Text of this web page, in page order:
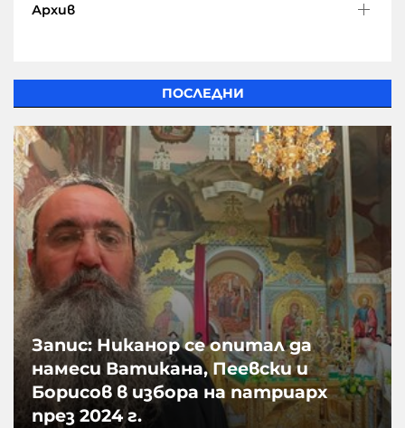
Архив
ПОСЛЕДНИ
Запис: Никанор се опитал да
намеси Ватикана, Пеевски и
Борисов в избора на патриарх
през 2024 г.